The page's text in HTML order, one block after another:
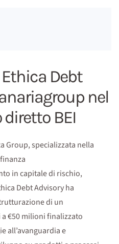
Debt
nel
BEI
Group, specializzata nella
in capitale di rischio,
Debt Advisory ha
di un
€50 milioni finalizzato
all’avanguardia e